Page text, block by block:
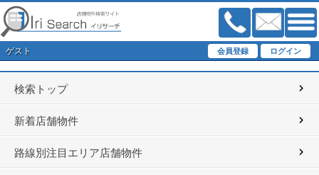
ゲスト
検索トップ
新着店舗物件
路線別注目エリア店舗物件